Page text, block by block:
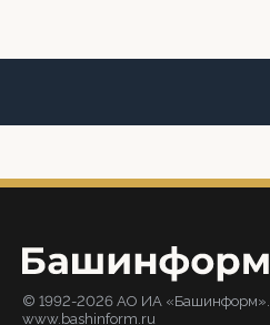
© 1992-2026 АО ИА «Башинформ».
www.bashinform.ru